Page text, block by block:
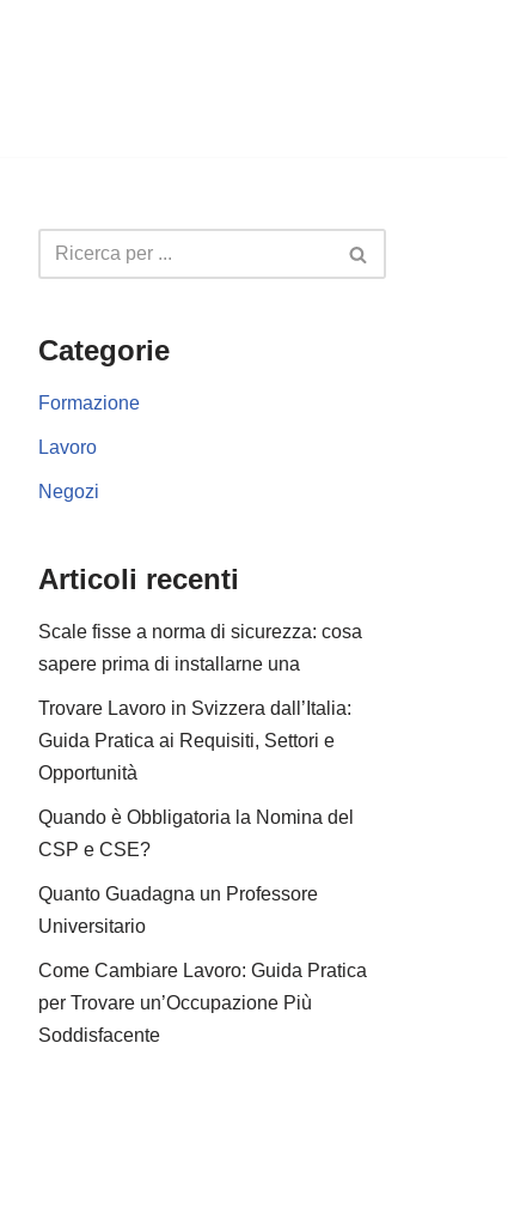
Categorie
Formazione
Lavoro
Negozi
Articoli recenti
Scale fisse a norma di sicurezza: cosa
sapere prima di installarne una
Trovare Lavoro in Svizzera dall’Italia:
Guida Pratica ai Requisiti, Settori e
Opportunità
Quando è Obbligatoria la Nomina del
CSP e CSE?
Quanto Guadagna un Professore
Universitario
Come Cambiare Lavoro: Guida Pratica
per Trovare un’Occupazione Più
Soddisfacente